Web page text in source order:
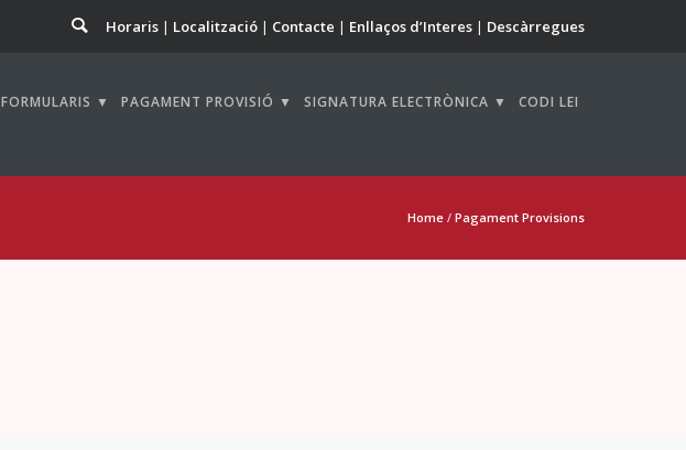
Horaris Localització Contacte Enllaços d’Interes Descàrregues
FORMULARIS ▼ PAGAMENT PROVISIÓ ▼ SIGNATURA ELECTRÒNICA ▼ CODI LEI
Home / Pagament Provisions